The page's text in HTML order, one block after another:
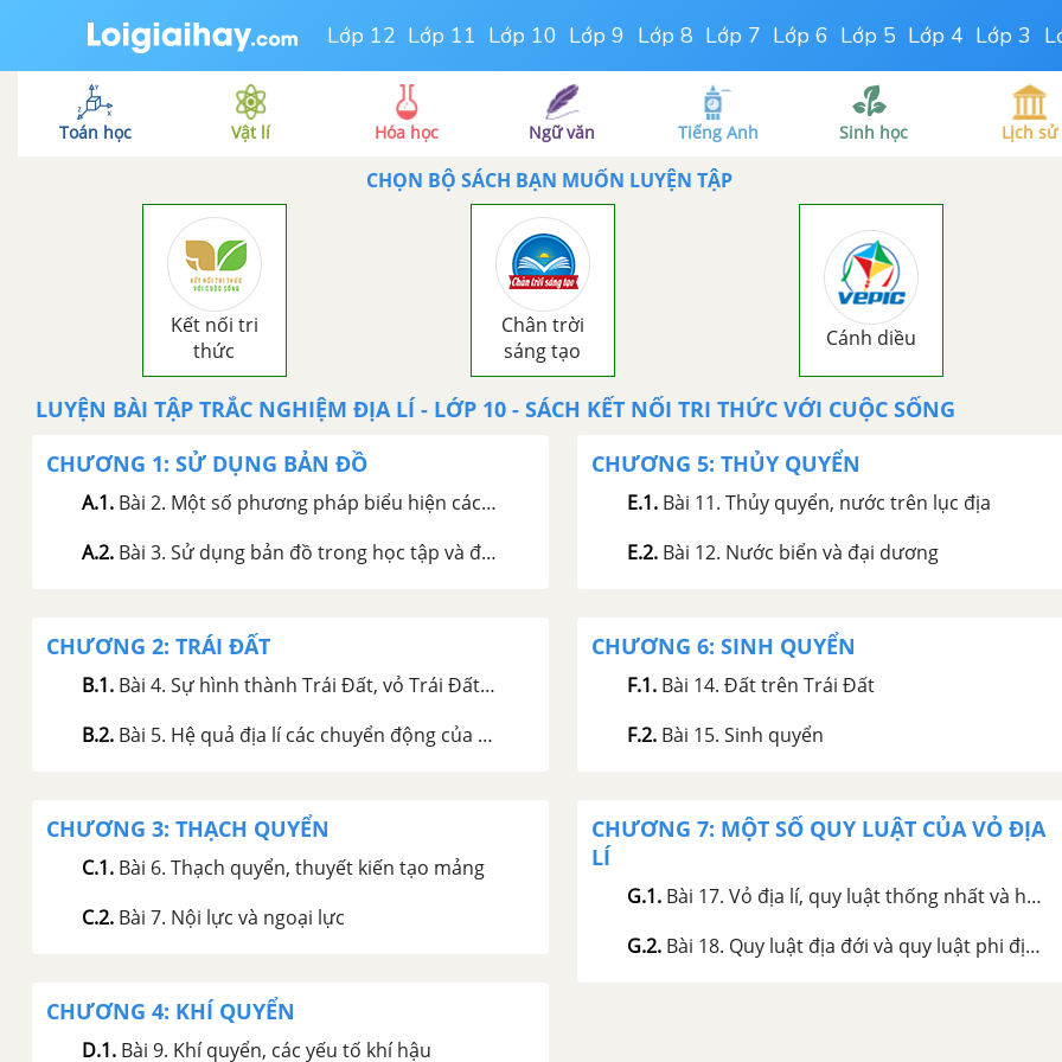
Lớp 12 Lớp 11 Lớp 10 Lớp 9 Lớp 8 Lớp 7 Lớp 6 Lớp 5 Lớp 4 Lớp 3
Toán học Vật lí Hóa học Ngữ văn Tiếng Anh Sinh học Lịch sử
CHỌN BỘ SÁCH BẠN MUỐN LUYỆN TẬP
Kết nối tri
thức
Chân trời
sáng tạo
Cánh diều
LUYỆN BÀI TẬP TRẮC NGHIỆM ĐỊA LÍ - LỚP 10 - SÁCH KẾT NỐI TRI THỨC VỚI CUỘC SỐNG
CHƯƠNG 1: SỬ DỤNG BẢN ĐỒ
A.1. Bài 2. Một số phương pháp biểu hiện các đối tượng địa lí trên bản đồ
A.2. Bài 3. Sử dụng bản đồ trong học tập và đời sống, một số ứng dụng của GPS và bản đồ số trong đời sống
CHƯƠNG 2: TRÁI ĐẤT
B.1. Bài 4. Sự hình thành Trái Đất, vỏ Trái Đất và vật liệu cấu tạo vỏ Trái Đất
B.2. Bài 5. Hệ quả địa lí các chuyển động của Trái Đất
CHƯƠNG 3: THẠCH QUYỂN
C.1. Bài 6. Thạch quyển, thuyết kiến tạo mảng
C.2. Bài 7. Nội lực và ngoại lực
CHƯƠNG 4: KHÍ QUYỂN
D.1. Bài 9. Khí quyển, các yếu tố khí hậu
CHƯƠNG 5: THỦY QUYỂN
E.1. Bài 11. Thủy quyển, nước trên lục địa
E.2. Bài 12. Nước biển và đại dương
CHƯƠNG 6: SINH QUYỂN
F.1. Bài 14. Đất trên Trái Đất
F.2. Bài 15. Sinh quyển
CHƯƠNG 7: MỘT SỐ QUY LUẬT CỦA VỎ ĐỊA
LÍ
G.1. Bài 17. Vỏ địa lí, quy luật thống nhất và hoàn chỉnh của vỏ địa lí
G.2. Bài 18. Quy luật địa đới và quy luật phi địa đới